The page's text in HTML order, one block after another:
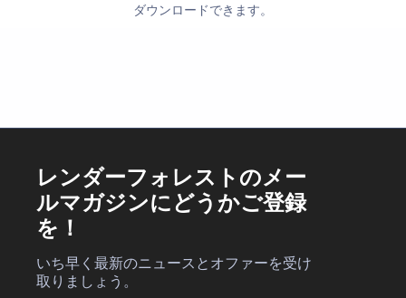
ダウンロードできます。
レンダーフォレストのメー
ルマガジンにどうかご登録
を！
いち早く最新のニュースとオファーを受け
取りましょう。